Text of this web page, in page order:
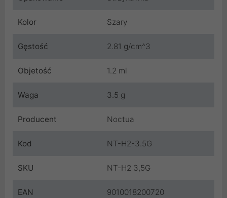
Kolor Szary
Gęstość 2.81 g/cm^3
Objetość 1.2 ml
Waga 3.5 g
Producent Noctua
Kod NT-H2-3.5G
SKU NT-H2 3,5G
EAN 9010018200720